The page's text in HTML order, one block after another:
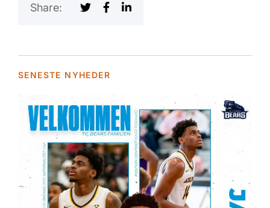
Share:
SENESTE NYHEDER